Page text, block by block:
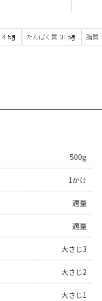
4.5g たんぱく質 31.5g 脂質
500g
1かけ
適量
適量
大さじ3
大さじ2
大さじ1